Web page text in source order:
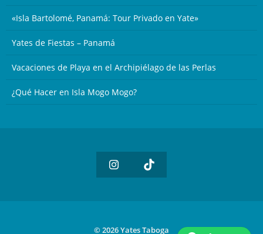
«Isla Bartolomé, Panamá: Tour Privado en Yate»
Yates de Fiestas – Panamá
Vacaciones de Playa en el Archipiélago de las Perlas
¿Qué Hacer en Isla Mogo Mogo?
©2026Yates Taboga